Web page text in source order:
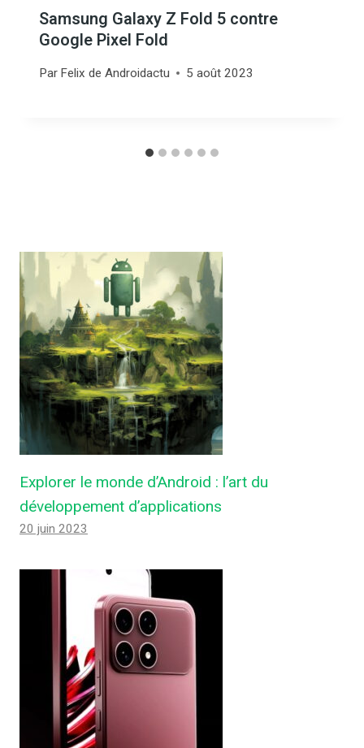
Samsung Galaxy Z Fold 5 contre
Google Pixel Fold
Par Felix de Androidactu 5 août 2023
Explorer le monde d’Android : l’art du
développement d’applications
20 juin 2023